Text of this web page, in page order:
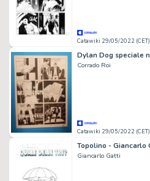
Catawiki 29/05/2022 (CET)
Corrado Roi
Catawiki 29/05/2022 (CET)
Giancarlo Gatti